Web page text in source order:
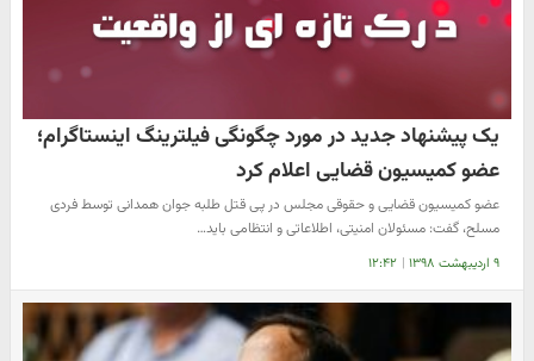
یک پیشنهاد جدید در مورد چگونگی فیلترینگ اینستاگرام؛
عضو کمیسیون قضایی اعلام کرد
عضو کمیسیون قضایی و حقوقی مجلس در پی قتل طلبه جوان همدانی توسط فردی
مسلح، گفت: مسئولان امنیتی، اطلاعاتی و انتظامی باید…
۹ اردیبهشت ۱۳۹۸ | ۱۲:۴۲